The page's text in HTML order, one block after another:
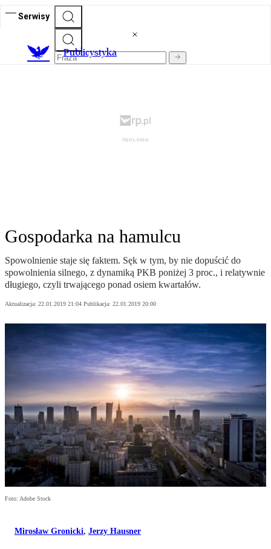
Serwisy
Publicystyka
Gospodarka na hamulcu
Spowolnienie staje się faktem. Sęk w tym, by nie dopuścić do
spowolnienia silnego, z dynamiką PKB poniżej 3 proc., i relatywnie
długiego, czyli trwającego ponad osiem kwartałów.
Aktualizacja: 22.01.2019 21:04 Publikacja: 22.01.2019 20:00
Foto: Adobe Stock
Mirosław Gronicki, Jerzy Hausner